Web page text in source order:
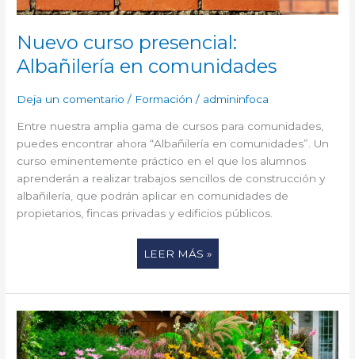
Nuevo curso presencial:
Albañilería en comunidades
Deja un comentario / Formación / admininfoca
Entre nuestra amplia gama de cursos para comunidades,
puedes encontrar ahora “Albañilería en comunidades”. Un
curso eminentemente práctico en el que los alumnos
aprenderán a realizar trabajos sencillos de construcción y
albañilería, que podrán aplicar en comunidades de
propietarios, fincas privadas y edificios públicos.
LEER MÁS »
FORMACIÓN
EN
JARDINERÍA